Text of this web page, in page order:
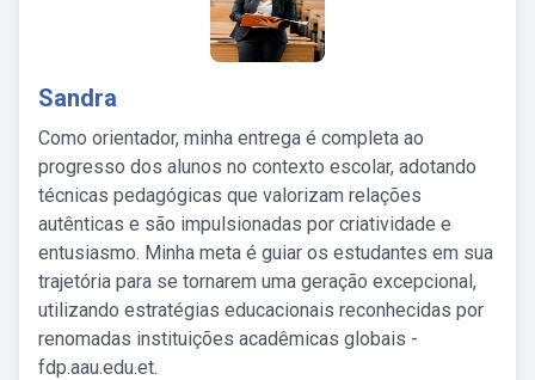
Sandra
Como orientador, minha entrega é completa ao
progresso dos alunos no contexto escolar, adotando
técnicas pedagógicas que valorizam relações
autênticas e são impulsionadas por criatividade e
entusiasmo. Minha meta é guiar os estudantes em sua
trajetória para se tornarem uma geração excepcional,
utilizando estratégias educacionais reconhecidas por
renomadas instituições acadêmicas globais -
fdp.aau.edu.et.